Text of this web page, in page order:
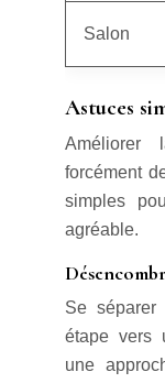
Salon
Astuces
Améliorer
forcément
simples
agréable.
Se
étape vers
une